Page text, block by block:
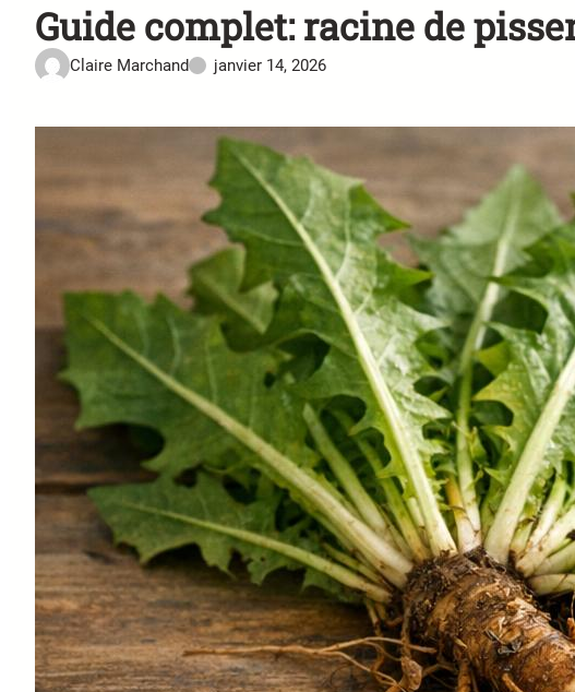
Guide complet: racine de
Claire Marchand janvier 14, 2026